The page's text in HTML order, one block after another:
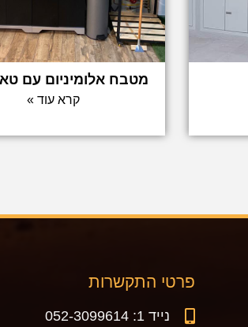
מטבח אלומיניום עם
קרא עוד »
פרטי התקשרות
נייד 1: 052-3099614